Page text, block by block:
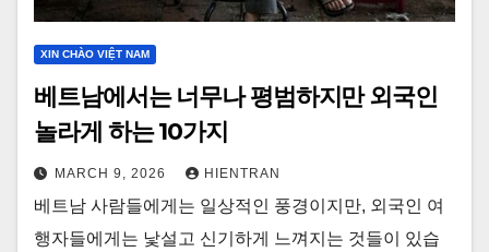
XIN CHÀO VIỆT NAM
베트남에서는 너무나 평범하지만 외국인
놀라게 하는 10가지
MARCH 9, 2026 HIENTRAN
베트남 사람들에게는 일상적인 풍경이지만, 외국인 여
행자들에게는 낯설고 신기하게 느껴지는 것들이 있습